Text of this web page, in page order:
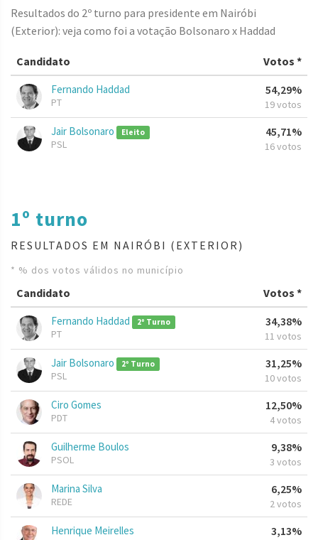
Resultados do 2º turno para presidente em Nairóbi
(Exterior): veja como foi a votação Bolsonaro x Haddad
Candidato Votos *
Fernando Haddad
PT
54,29%
19 votos
Jair Bolsonaro Eleito
PSL
45,71%
16 votos
1º turno
RESULTADOS EM NAIRÓBI (EXTERIOR)
* % dos votos válidos no município
Candidato Votos *
Fernando Haddad 2º Turno
PT
34,38%
11 votos
Jair Bolsonaro 2º Turno
PSL
31,25%
10 votos
Ciro Gomes
PDT
12,50%
4 votos
Guilherme Boulos
PSOL
9,38%
3 votos
Marina Silva
REDE
6,25%
2 votos
Henrique Meirelles 3,13%